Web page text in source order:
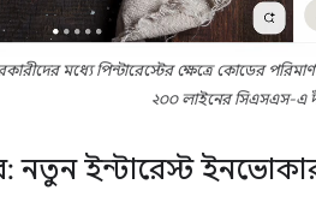
মধ্যে পিন্টারেস্টের ক্ষেত্রে কোডের
২০০ লাইনের সিএসএস-এ
নতুন ইন্টারেস্ট